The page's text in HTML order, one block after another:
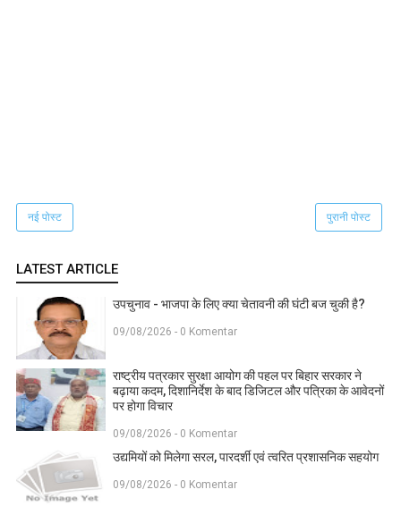
नई पोस्ट पुरानी पोस्ट
LATEST ARTICLE
उपचुनाव - भाजपा के लिए क्या चेतावनी की घंटी बज चुकी है?
09/08/2026 - 0 Komentar
राष्ट्रीय पत्रकार सुरक्षा आयोग की पहल पर बिहार सरकार ने
बढ़ाया कदम, दिशानिर्देश के बाद डिजिटल और पत्रिका के आवेदनों
पर होगा विचार
09/08/2026 - 0 Komentar
उद्यमियों को मिलेगा सरल, पारदर्शी एवं त्वरित प्रशासनिक सहयोग
09/08/2026 - 0 Komentar